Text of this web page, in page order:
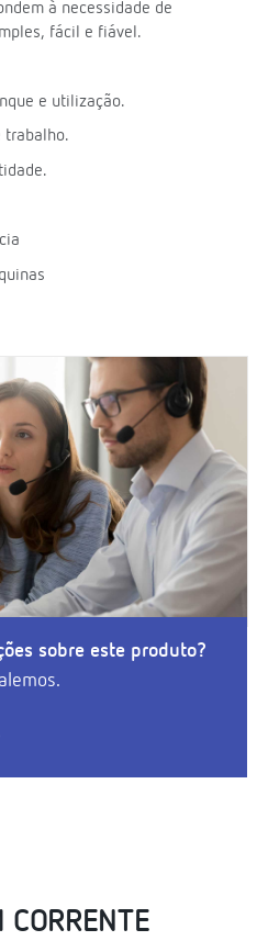
à necessidade de
fácil e fiável.
e utilização.
trabalho.
sobre este produto?